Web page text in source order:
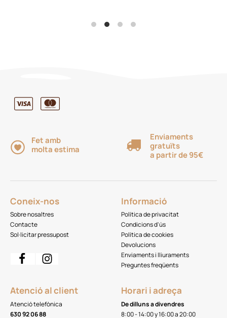
Fet amb
molta estima
Enviaments
gratuïts
a partir de 95€
Coneix-nos
Sobre nosaltres
Contacte
Sol·licitar pressupost
Informació
Política de privacitat
Condicions d'ús
Política de cookies
Devolucions
Enviaments i lliuraments
Preguntes freqüents
Atenció al client
Atenció telefònica
630 92 06 88
Horari i adreça
De dilluns a divendres
8:00 - 14:00 y 16:00 a 20:00